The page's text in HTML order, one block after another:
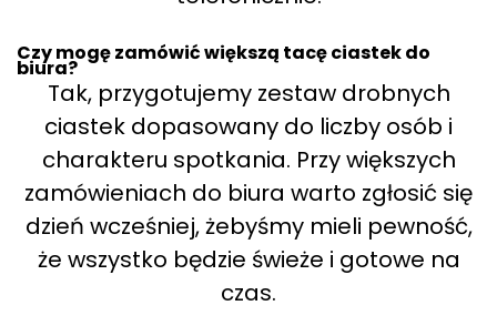
Czy mogę zamówić większą tacę ciastek do
biura?
Tak, przygotujemy zestaw drobnych
ciastek dopasowany do liczby osób i
charakteru spotkania. Przy większych
zamówieniach do biura warto zgłosić się
dzień wcześniej, żebyśmy mieli pewność,
że wszystko będzie świeże i gotowe na
czas.